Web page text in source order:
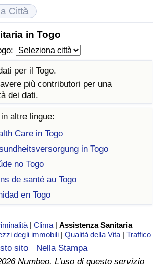
in Togo
per il Togo.
più contributori per una
dei dati.
altre lingue:
Care in Togo
in Togo
no Togo
de santé au Togo
en Togo
|Clima |Assistenza Sanitaria
degli immobili |Qualità della Vita |Traffico
sito
Nella Stampa
Numbeo. L’uso di questo servizio
Vita
Vita per Nazione
Case
Case per Nazione
della Vita (Corrente)
della vita per Paese
Criminalità (Corrente)
per paese